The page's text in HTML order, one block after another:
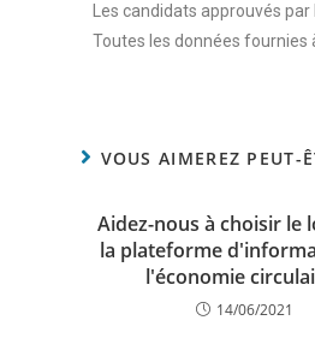
Les candidats approuvés
Toutes les données fournies
VOUS AIMEREZ PEUT-
Aidez-nous à choisir le
la plateforme
l'économie
14/06/2021